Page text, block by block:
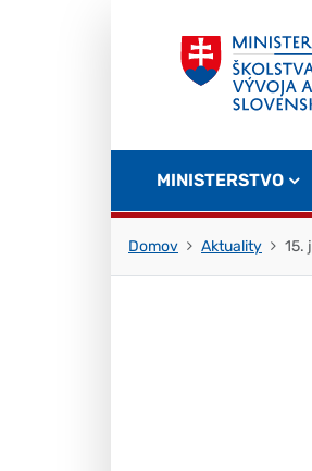
MINISTERSTVO
Domov Aktuality 15.